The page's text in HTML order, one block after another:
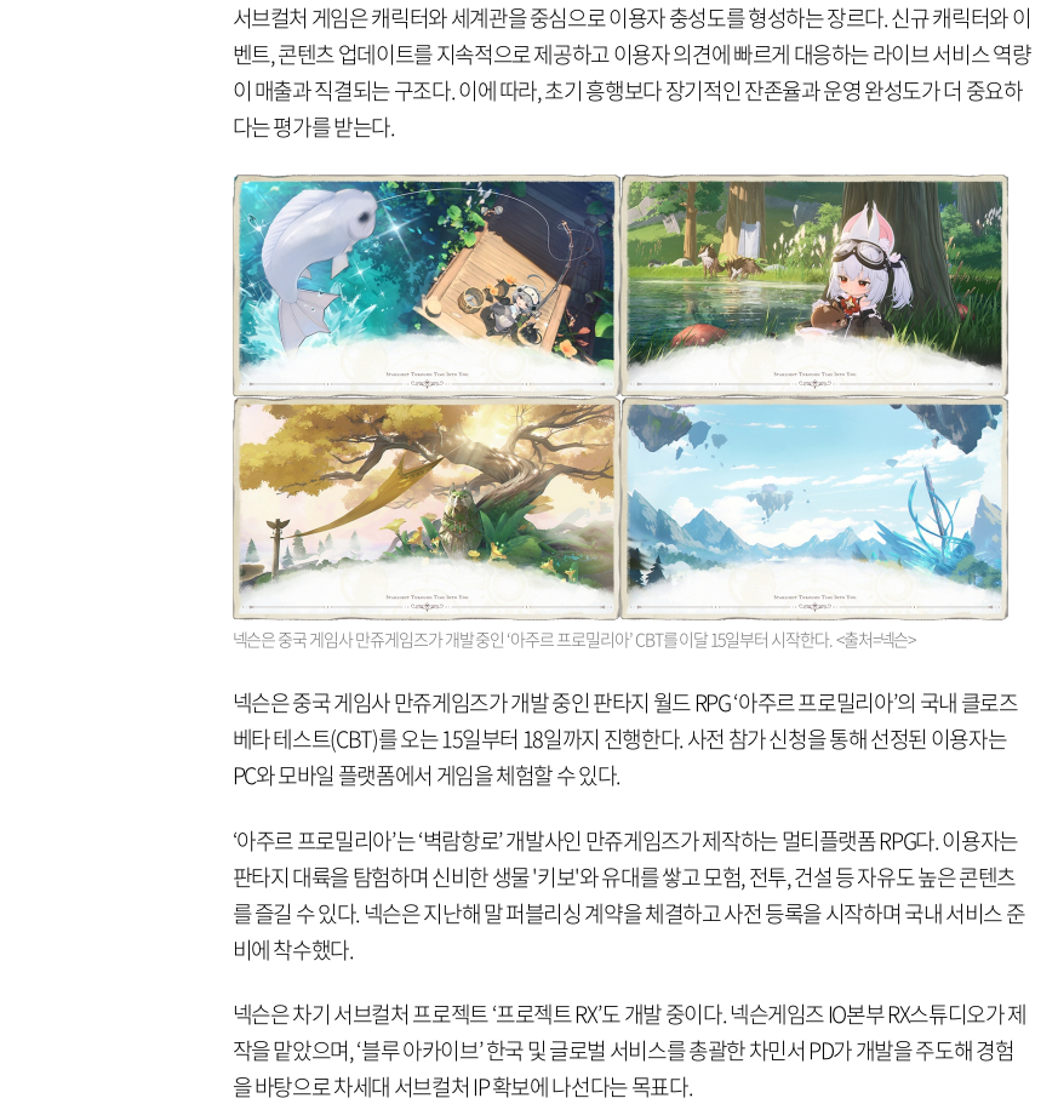
서브컬처 게임은 캐릭터와 세계관을 중심으로 이용자 충성도를 형성하는 장르다. 신규 캐릭터와 이
벤트, 콘텐츠 업데이트를 지속적으로 제공하고 이용자 의견에 빠르게 대응하는 라이브 서비스 역량
이 매출과 직결되는 구조다. 이에 따라, 초기 흥행보다 장기적인 잔존율과 운영 완성도가 더 중요하
다는 평가를 받는다.
넥슨은 중국 게임사 만쥬게임즈가 개발 중인 ‘아주르 프로밀리아’ CBT를 이달 15일부터 시작한다. <출처=넥슨>
넥슨은 중국 게임사 만쥬게임즈가 개발 중인 판타지 월드 RPG ‘아주르 프로밀리아’의 국내 클로즈
베타 테스트(CBT)를 오는 15일부터 18일까지 진행한다. 사전 참가 신청을 통해 선정된 이용자는
PC와 모바일 플랫폼에서 게임을 체험할 수 있다.
‘아주르 프로밀리아’는 ‘벽람항로’ 개발사인 만쥬게임즈가 제작하는 멀티플랫폼 RPG다. 이용자는
판타지 대륙을 탐험하며 신비한 생물 '키보'와 유대를 쌓고 모험, 전투, 건설 등 자유도 높은 콘텐츠
를 즐길 수 있다. 넥슨은 지난해 말 퍼블리싱 계약을 체결하고 사전 등록을 시작하며 국내 서비스 준
비에 착수했다.
넥슨은 차기 서브컬처 프로젝트 ‘프로젝트 RX’도 개발 중이다. 넥슨게임즈 IO본부 RX스튜디오가 제
작을 맡았으며, ‘블루 아카이브’ 한국 및 글로벌 서비스를 총괄한 차민서 PD가 개발을 주도해 경험
을 바탕으로 차세대 서브컬처 IP 확보에 나선다는 목표다.